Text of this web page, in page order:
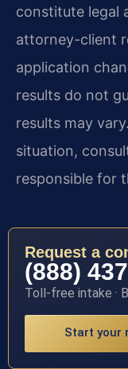
constitute legal
attorney-client
application
results do not
results may
situation,
responsible for
Request a
(888)
Toll-free intake ·
Start your